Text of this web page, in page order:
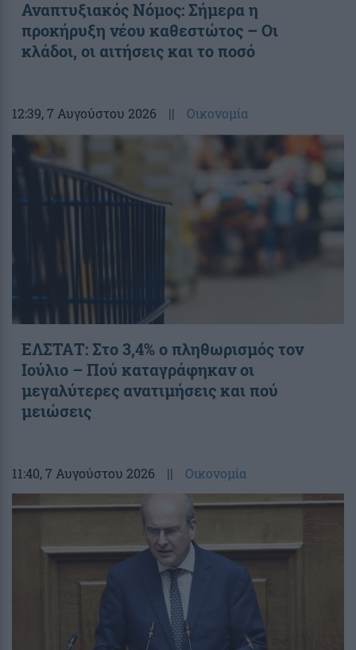
Αναπτυξιακός Νόμος: Σήμερα η
προκήρυξη νέου καθεστώτος – Οι
κλάδοι, οι αιτήσεις και το ποσό
12:39, 7 Αυγούστου 2026 || Οικονομία
ΕΛΣΤΑΤ: Στο 3,4% ο πληθωρισμός τον
Ιούλιο – Πού καταγράφηκαν οι
μεγαλύτερες ανατιμήσεις και πού
μειώσεις
11:40, 7 Αυγούστου 2026 || Οικονομία